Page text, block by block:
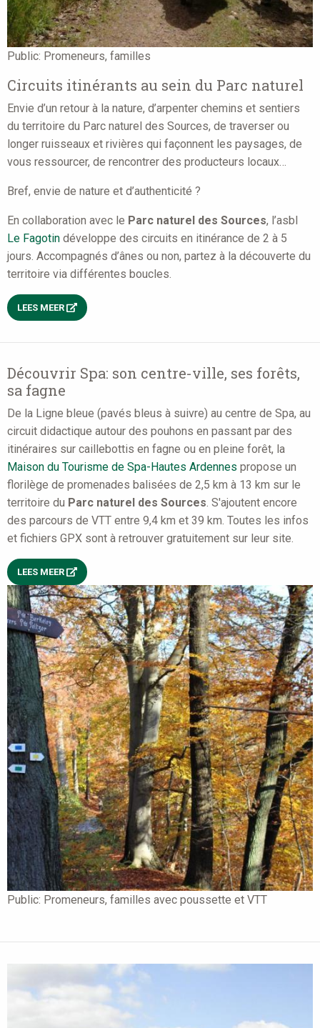
Public: Promeneurs, familles
Circuits itinérants au sein du Parc naturel
Envie d’un retour à la nature, d’arpenter chemins et sentiers
du territoire du Parc naturel des Sources, de traverser ou
longer ruisseaux et rivières qui façonnent les paysages, de
vous ressourcer, de rencontrer des producteurs locaux…
Bref, envie de nature et d’authenticité ?
En collaboration avec le Parc naturel des Sources, l’asbl
Le Fagotin développe des circuits en itinérance de 2 à 5
jours. Accompagnés d’ânes ou non, partez à la découverte du
territoire via différentes boucles.
LEES MEER
Public: Promeneurs, familles avec poussette et VTT
Découvrir Spa: son centre-ville, ses forêts,
sa fagne
De la Ligne bleue (pavés bleus à suivre) au centre de Spa, au
circuit didactique autour des pouhons en passant par des
itinéraires sur caillebottis en fagne ou en pleine forêt, la
Maison du Tourisme de Spa-Hautes Ardennes propose un
florilège de promenades balisées de 2,5 km à 13 km sur le
territoire du Parc naturel des Sources. S'ajoutent encore
des parcours de VTT entre 9,4 km et 39 km. Toutes les infos
et fichiers GPX sont à retrouver gratuitement sur leur site.
LEES MEER